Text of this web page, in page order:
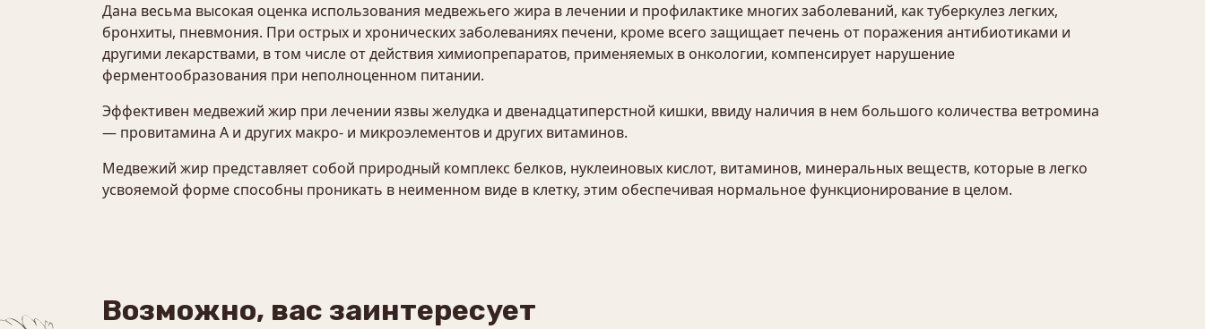
Дана весьма высокая оценка использования медвежьего жира в лечении и профилактике многих заболеваний, как туберкулез легких,
бронхиты, пневмония. При острых и хронических заболеваниях печени, кроме всего защищает печень от поражения антибиотиками и
другими лекарствами, в том числе от действия химиопрепаратов, применяемых в онкологии, компенсирует нарушение
ферментообразования при неполноценном питании.
Эффективен медвежий жир при лечении язвы желудка и двенадцатиперстной кишки, ввиду наличия в нем большого количества ветромина
— провитамина А и других макро- и микроэлементов и других витаминов.
Медвежий жир представляет собой природный комплекс белков, нуклеиновых кислот, витаминов, минеральных веществ, которые в легко
усвояемой форме способны проникать в неименном виде в клетку, этим обеспечивая нормальное функционирование в целом.
Возможно, вас заинтересует